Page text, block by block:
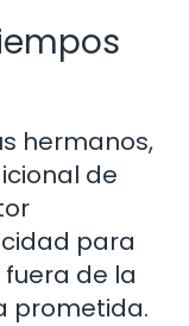
hermanos,
de
para
de la
prometida.